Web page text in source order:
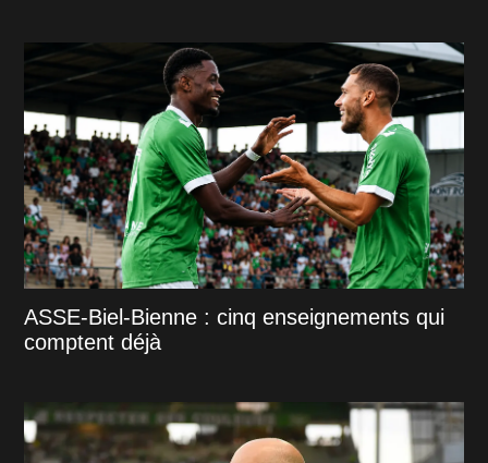
ASSE-Biel-Bienne : cinq enseignements qui
comptent déjà